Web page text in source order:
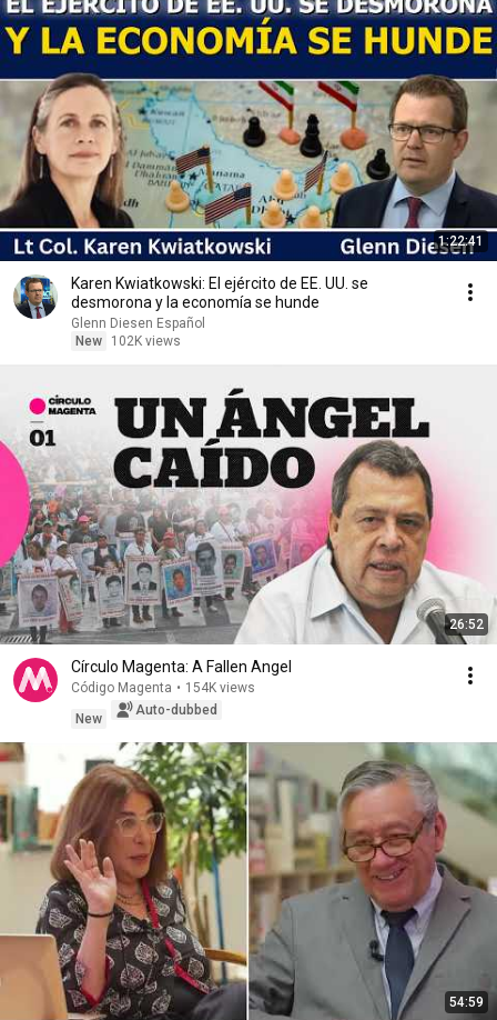
1:22:41
Karen Kwiatkowski: El ejército de EE. UU. se
desmorona y la economía se hunde
Glenn Diesen Español
New
102K views
26:52
Círculo Magenta: A Fallen Angel
Código Magenta • 154K views
New
Auto-dubbed
54:59